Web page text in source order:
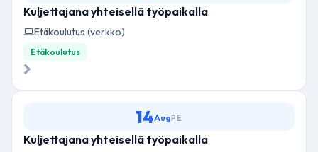
Kuljettajana yhteisellä työpaikalla
Etäkoulutus (verkko)
Etäkoulutus
14AugPE
Kuljettajana yhteisellä työpaikalla